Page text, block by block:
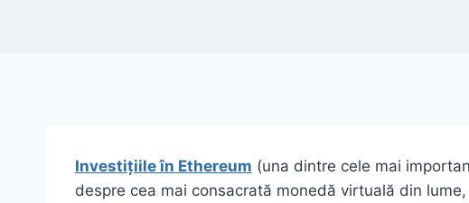
Investițiile în Ethereum (una dintre cele mai
despre cea mai consacrată monedă virtuală din